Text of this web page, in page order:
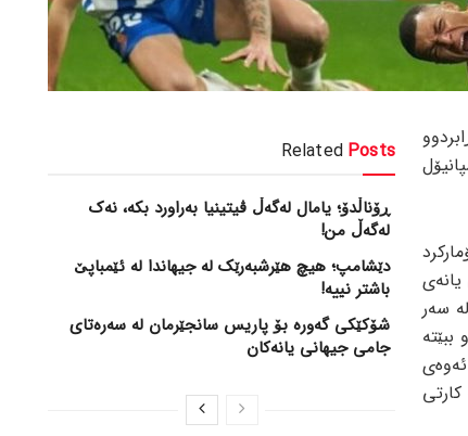
Related Posts
ڕۆناڵدۆ؛ یامال لەگەڵ ڤیتینیا بەراورد بکە، نەک
لەگەڵ من!
دێشامپ؛ هیچ هێرشبەرێک لە جیهاندا لە ئێمباپێ
باشتر نییە!
شۆکێکی گەورە بۆ پاریس سانجێرمان لە سەرەتای
جامی جیهانی یانەکان
یانەی
سەر